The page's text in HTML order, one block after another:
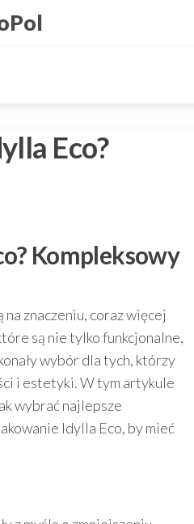
Eco?
Kompleksowy
znaczeniu, coraz więcej
są nie tylko funkcjonalne,
wybór dla tych, którzy
i estetyki. W tym artykule
wybrać najlepsze
Idylla Eco, by mieć